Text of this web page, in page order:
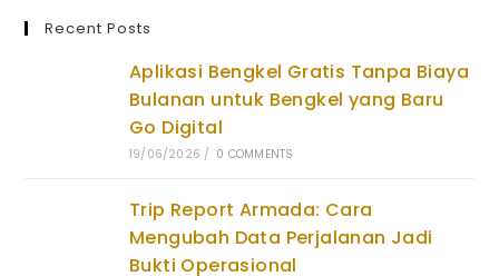
Recent Posts
Aplikasi Bengkel Gratis Tanpa Biaya
Bulanan untuk Bengkel yang Baru
Go Digital
19/06/2026 / 0 COMMENTS
Trip Report Armada: Cara
Mengubah Data Perjalanan Jadi
Bukti Operasional